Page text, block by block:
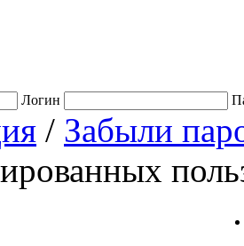
Логин
/ Забыли